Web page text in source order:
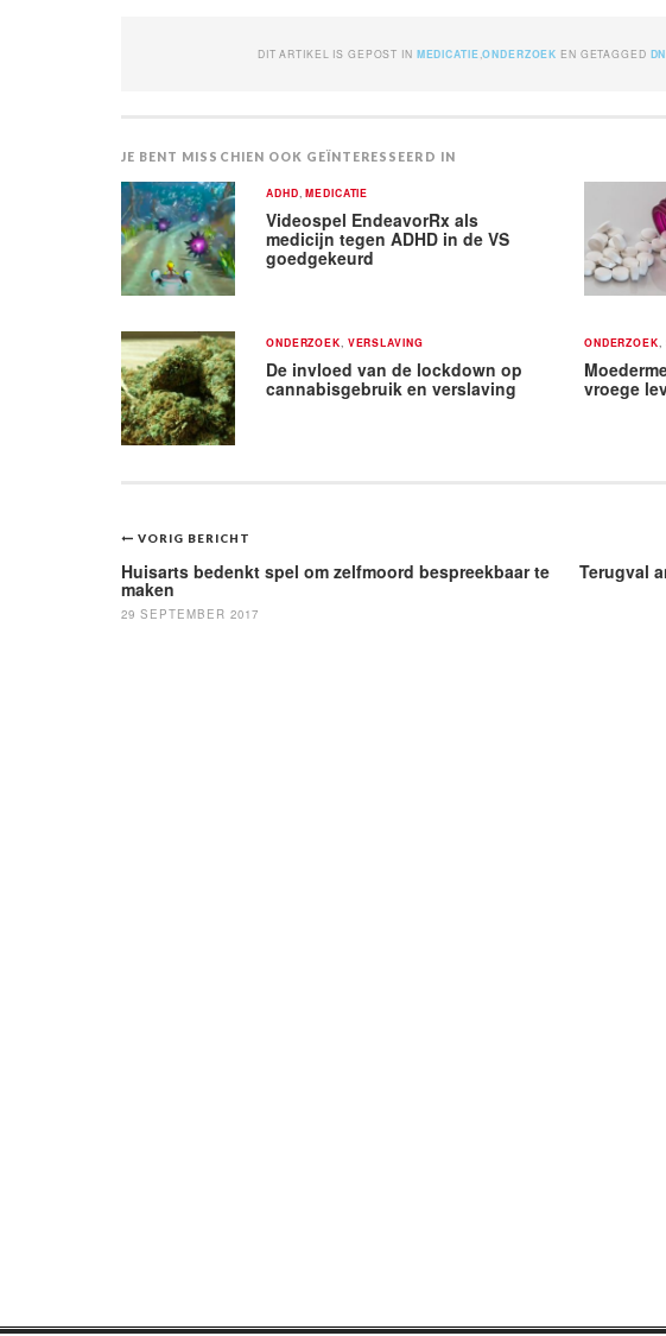
DIT ARTIKEL IS GEPOST IN MEDICATIE ,ONDERZOEK EN GETAGGED
JE BENT MISSCHIEN OOK GEÏNTERESSEERD IN
ADHD ,MEDICATIE
Videospel EndeavorRx als
medicijn tegen ADHD in de VS
goedgekeurd
ONDERZOEK VERSLAVING
De invloed van de lockdown op
cannabisgebruik en verslaving
ONDERZOEK
vroege
Bericht
navigatie Terugval
VORIG BERICHT
Huisarts bedenkt spel om zelfmoord bespreekbaar te
maken
29 SEPTEMBER 2017